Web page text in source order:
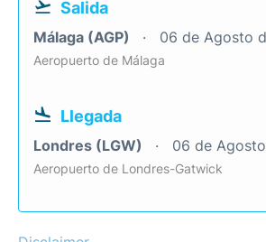
Salida
Málaga (AGP) 06 de Agosto
Aeropuerto de Málaga
Llegada
Londres (LGW) 06 de
Aeropuerto de Londres-Gatwick